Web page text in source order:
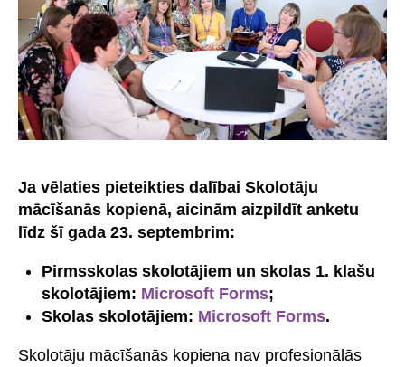
Ja vēlaties pieteikties dalībai Skolotāju
mācīšanās kopienā, aicinām aizpildīt anketu
līdz šī gada 23. septembrim:
Pirmsskolas skolotājiem un skolas 1. klašu
skolotājiem: Microsoft Forms;
Skolas skolotājiem: Microsoft Forms.
Skolotāju mācīšanās kopiena nav profesionālās